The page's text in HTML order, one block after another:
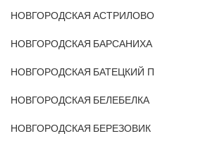
НОВГОРОДСКАЯ АСТРИЛОВО
НОВГОРОДСКАЯ БАРСАНИХА
НОВГОРОДСКАЯ БАТЕЦКИЙ П
НОВГОРОДСКАЯ БЕЛЕБЕЛКА
НОВГОРОДСКАЯ БЕРЕЗОВИК